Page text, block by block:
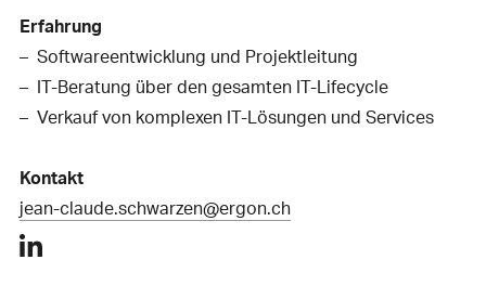
Erfahrung
Softwareentwicklung und Projektleitung
IT-Beratung über den gesamten IT-Lifecycle
Verkauf von komplexen IT-Lösungen und Services
Kontakt
jean-claude.schwarzen@ergon.ch